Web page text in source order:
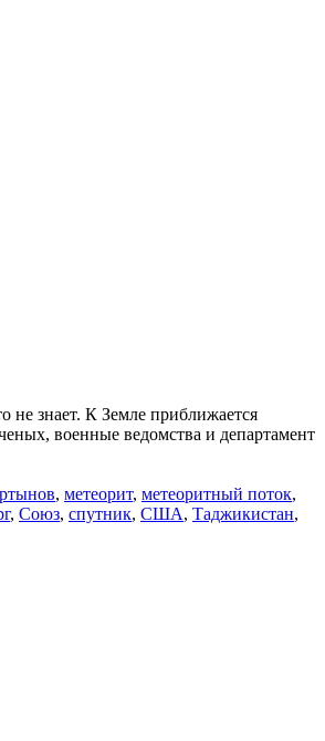
не знает. К Земле приближается
военные ведомства и департамент
, метеорит, метеоритный поток,
, Союз, спутник, США, Таджикистан,